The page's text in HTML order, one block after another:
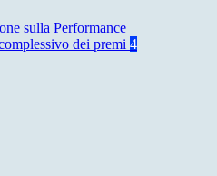
sulla Performance
dei premi 4